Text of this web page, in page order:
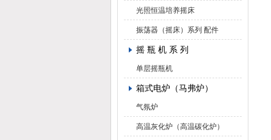
光照恒温培养摇床
振荡器（摇床）系列 配件
摇 瓶 机 系 列
单层摇瓶机
箱式电炉（马弗炉）
气氛炉
高温灰化炉（高温碳化炉）